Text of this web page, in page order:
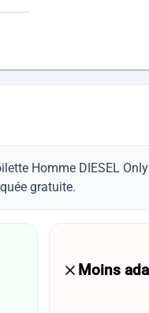
Homme DIESEL
gratuite.
Moins